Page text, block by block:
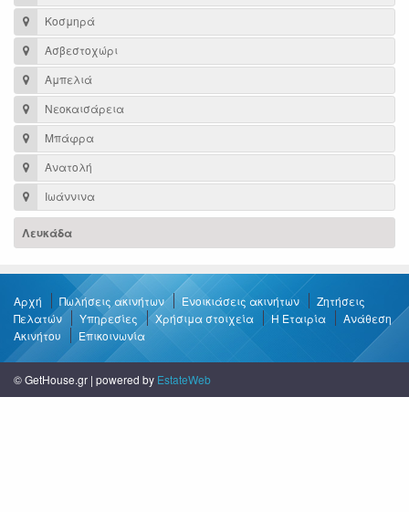
Κοσμηρά
Ασβεστοχώρι
Αμπελιά
Νεοκαισάρεια
Μπάφρα
Ανατολή
Ιωάννινα
Λευκάδα
Αρχή Πωλήσεις ακινήτων Ενοικιάσεις ακινήτων
Ζητήσεις
Πελατών
Υπηρεσίες Χρήσιμα στοιχεία Η Εταιρία
Ανάθεση
Ακινήτου
Επικοινωνία
© GetHouse.gr | powered by EstateWeb